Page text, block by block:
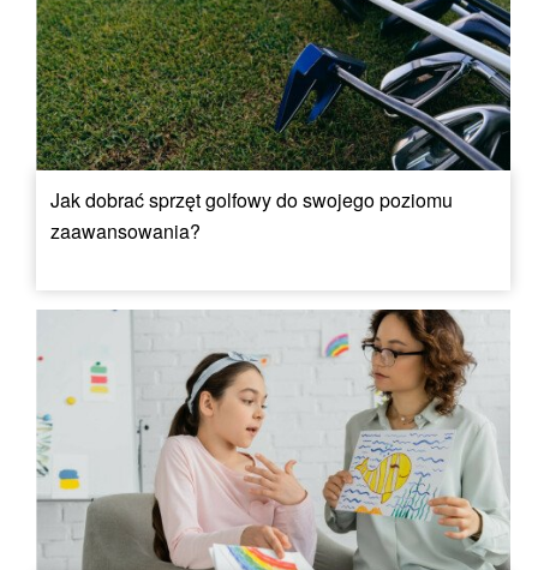
Jak dobrać sprzęt golfowy do swojego poziomu
zaawansowania?